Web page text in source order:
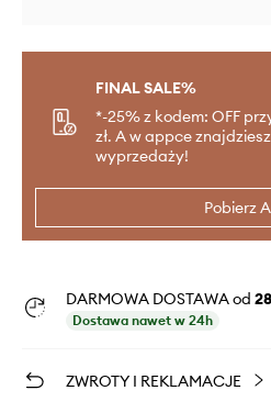
FINAL SALE%
*-25% z kodem: OFF
zł. A w appce
wyprzedaży!
Pobierz
DARMOWA DOSTAWA od
Dostawa nawet w 24h
ZWROTY I REKLAMACJE